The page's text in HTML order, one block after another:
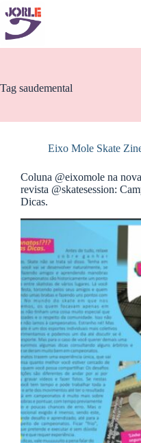
Pular
para
conteúdo
Tag saudemental
Eixo Mole Skate
Coluna @eixomole na
revista @skatesession:
Dicas.